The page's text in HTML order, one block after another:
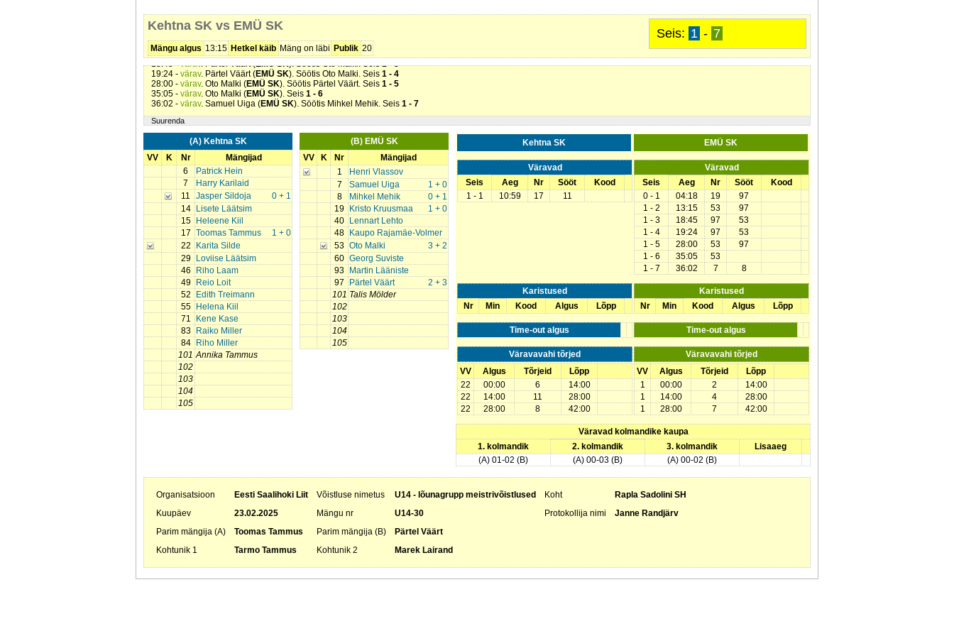
Seis: 1 - 7
Kehtna SK vs EMÜ SK
Mängu algus 13:15 Hetkel käib Mäng on läbi Publik 20
10:59 -värav. Toomas Tammus (Kehtna SK). Söötis Jasper Sildoja. Seis
13:15 -värav. Oto Malki (EMÜ SK). Söötis Pärtel Väärt. Seis
18:45 -värav. Pärtel Väärt (EMÜ SK). Söötis Oto Malki. Seis1 - 3
19:24 - värav. Pärtel Väärt (EMÜ SK). Söötis Oto Malki. Seis 1 - 4
28:00 - värav. Oto Malki (EMÜ SK). Söötis Pärtel Väärt. Seis 1 - 5
35:05 - värav. Oto Malki (EMÜ SK). Seis 1 - 6
36:02 - värav. Samuel Uiga (EMÜ SK). Söötis Mihkel Mehik. Seis 1 - 7
Suurenda
(A) Kehtna SK
VV
K Nr
Mängijad
6
Patrick Hein
7
Harry Karilaid
11
0 + 1
Jasper Sildoja
14
Lisete Läätsim
15
Heleene Kiil
17
1 + 0
Toomas Tammus
22
Karita Silde
29
Loviise Läätsim
46
Riho Laam
49
Reio Loit
52
Edith Treimann
55
Helena Kiil
71
Kene Kase
83
Raiko Miller
84
Riho Miller
101 Annika Tammus
102
103
104
105
(B) EMÜ SK
VV
K Nr
Mängijad
1
Henri Vlassov
7
1 + 0
Samuel Uiga
8
0 + 1
Mihkel Mehik
19
1 + 0
Kristo Kruusmaa
40
Lennart Lehto
48
Kaupo Rajamäe-Volmer
53
3 + 2
Oto Malki
60 Georg Suviste
93
Martin Lääniste
97
2 + 3
Pärtel Väärt
101 Talis Mölder
102
103
104
105
Kehtna SK EMÜ SK
Väravad
Seis
Aeg Nr Sööt
Kood
1 - 1
10:59 17 11
Väravad
Seis
Aeg Nr Sööt
Kood
0 - 1
04:18 19
97
1 - 2
13:15 53
97
1 - 3
18:45 97
53
1 - 4
19:24 97
53
1 - 5
28:00 53
97
1 - 6
35:05
53
1 - 7
36:02 7 8
Karistused
Nr
Min Kood Algus Lõpp
Karistused
Nr
Min Kood Algus Lõpp
Time-out algus Time-out algus
Väravavahi tõrjed
Väravavahi tõrjed
VV
Algus Tõrjeid
Lõpp
22
00:00 6
14:00
22
14:00 11
28:00
22
28:00 8 42:00
VV Algus Tõrjeid
Lõpp
1
00:00 2
14:00
1
14:00 4
28:00
1
28:00 7 42:00
Väravad kolmandike kaupa
1. kolmandik
2. kolmandik 3. kolmandik
Lisaaeg
(A) 01-02 (B)
(A) 00-03 (B) (A) 00-02 (B)
Organisatsioon Eesti Saalihoki Liit Võistluse nimetus U14 - lõunagrupp meistrivõistlused Koht
Rapla Sadolini SH
Kuupäev
23.02.2025 Mängu nr U14-30 Protokollija nimi
Janne Randjärv
Parim mängija (A)
Toomas Tammus Parim mängija (B)
Pärtel Väärt
Kohtunik 1
Tarmo Tammus Kohtunik 2 Marek Lairand